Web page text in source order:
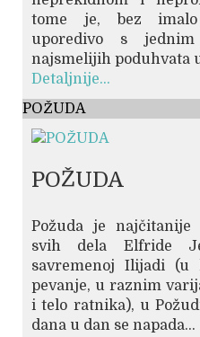
tome je, bez imalo
uporedivo s
najsmelijih poduhvata
Detaljnije...
POŽUDA
POŽUDA
Požuda je
svih dela Elfride
savremenoj Ilijadi
pevanje, u raznim
i telo ratnika), u
dana u dan se napada...